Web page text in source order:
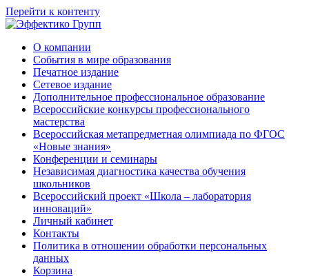
Перейти к контенту
О компании
События в мире образования
Печатное издание
Сетевое издание
Дополнительное профессиональное образование
Всероссийские конкурсы профессионального
мастерства
Всероссийская метапредметная олимпиада по ФГОС
«Новые знания»
Конференции и семинары
Независимая диагностика качества обучения
школьников
Всероссийский проект «Школа – лаборатория
инноваций»
Личный кабинет
Контакты
Политика в отношении обработки персональных
данных
Корзина